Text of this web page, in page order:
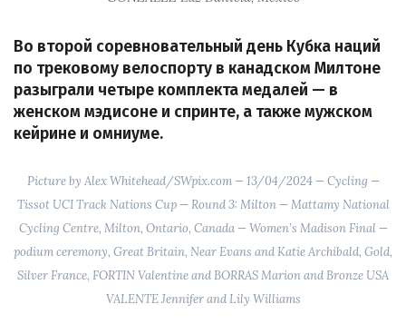
Во второй соревновательный день Кубка наций
по трековому велоспорту в канадском Милтоне
разыграли четыре комплекта медалей — в
женском мэдисоне и спринте, а также мужском
кейрине и омниуме.
Picture by Alex Whitehead/SWpix.com — 13/04/2024 — Cycling —
Tissot UCI Track Nations Cup — Round 3: Milton — Mattamy National
Cycling Centre, Milton, Ontario, Canada — Women’s Madison Final —
podium ceremony, Great Britain, Near Evans and Katie Archibald, Gold,
Silver France, FORTIN Valentine and BORRAS Marion and Bronze USA
VALENTE Jennifer and Lily Williams